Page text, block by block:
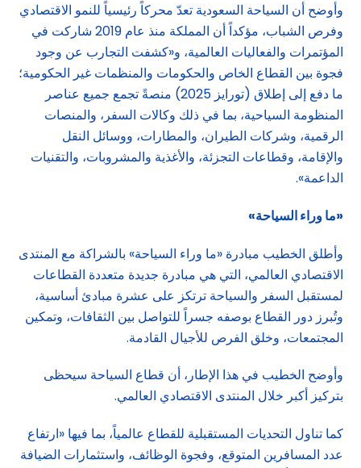
وأوضح أن السياحة السعودية تعدّ محركاً رئيسياً للنمو الاقتصادي
وفرص الشباب، مؤكداً أن المملكة منذ عام 2019 شاركت في
المؤتمرات والفعاليات العالمية، و«كشفت التجارب عن وجود
فجوة بين القطاع الخاص والحكومات والمنظمات غير الحكومية؛
ما دفع إلى إطلاق (تورايز 2025) منصةً تجمع جميع عناصر
المنظومة السياحية، بما في ذلك وكالات السفر، والمنصات
الرقمية، وشركات الطيران، والمطارات، ووسائل النقل
والإقامة، وقطاعات التجزئة، والأغذية والمشروبات، والتقنيات
الداعمة».
«ما وراء السياحة»
وأطلق الخطيب مبادرة «ما وراء السياحة» بالشراكة مع المنتدى
الاقتصادي العالمي، التي هي مبادرة جديدة متعددة القطاعات
لمستقبل السفر والسياحة ترتكز على عشرة مبادئ أساسية،
وتُبرز دور القطاع بوصفه جسراً للتواصل بين الثقافات، وتمكين
المجتمعات، وخلق الفرص للأجيال القادمة.
وأوضح الخطيب في هذا الإطار، أن قطاع السياحة سيحظى
بتركيز أكبر خلال المنتدى الاقتصادي العالمي.
كما تناول التحديات المستقبلية للقطاع عالمياً، بما فيها «ارتفاع
عدد المسافرين المتوقع، وفجوة الوظائف، واستثمارات الضيافة